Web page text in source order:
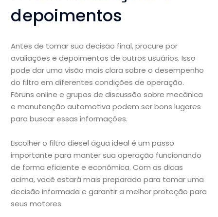
depoimentos
Antes de tomar sua decisão final, procure por
avaliações e depoimentos de outros usuários. Isso
pode dar uma visão mais clara sobre o desempenho
do filtro em diferentes condições de operação.
Fóruns online e grupos de discussão sobre mecânica
e manutenção automotiva podem ser bons lugares
para buscar essas informações.
Escolher o filtro diesel água ideal é um passo
importante para manter sua operação funcionando
de forma eficiente e econômica. Com as dicas
acima, você estará mais preparado para tomar uma
decisão informada e garantir a melhor proteção para
seus motores.